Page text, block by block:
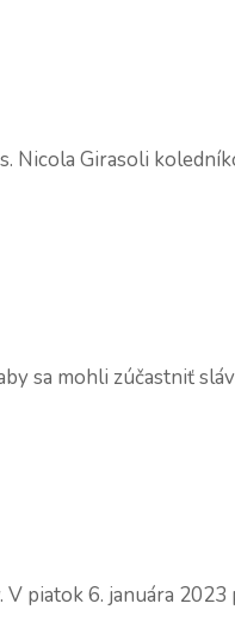
Nicola Girasoli
sa mohli zúčastniť
piatok 6. januára 2023